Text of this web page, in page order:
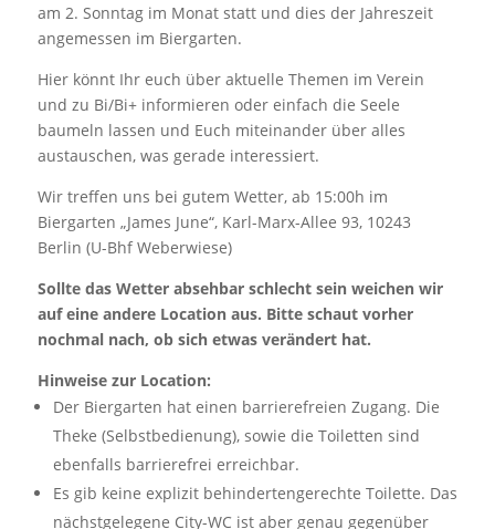
am 2. Sonntag im Monat statt und dies der Jahreszeit
angemessen im Biergarten.
Hier könnt Ihr euch über aktuelle Themen im Verein
und zu Bi/Bi+ informieren oder einfach die Seele
baumeln lassen und Euch miteinander über alles
austauschen, was gerade interessiert.
Wir treffen uns bei gutem Wetter, ab 15:00h im
Biergarten „James June“, Karl-Marx-Allee 93, 10243
Berlin (U-Bhf Weberwiese)
Sollte das Wetter absehbar schlecht sein weichen wir
auf eine andere Location aus. Bitte schaut vorher
nochmal nach, ob sich etwas verändert hat.
Hinweise zur Location:
Der Biergarten hat einen barrierefreien Zugang. Die
Theke (Selbstbedienung), sowie die Toiletten sind
ebenfalls barrierefrei erreichbar.
Es gib keine explizit behindertengerechte Toilette. Das
nächstgelegene City-WC ist aber genau gegenüber